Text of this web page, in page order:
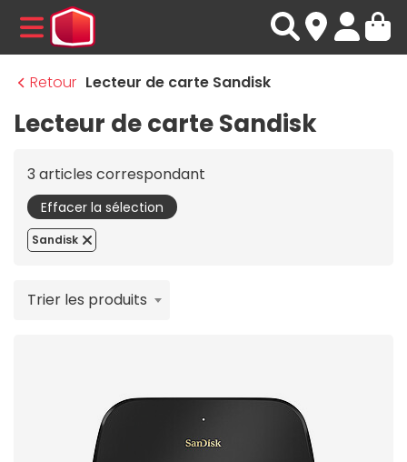
MENU
Retour Lecteur de carte Sandisk
Lecteur de carte Sandisk
3 articles correspondant
Effacer la sélection
Sandisk
Trier les produits